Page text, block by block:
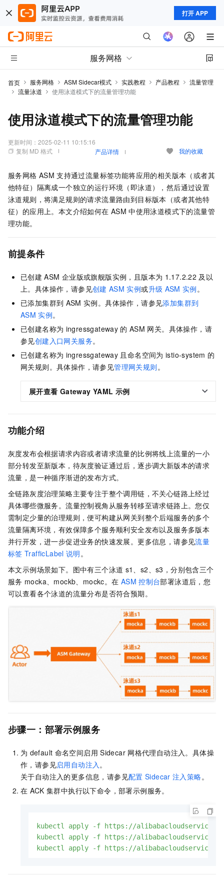
打开 APP
服务网格
首页 服务网格 ASM Sidecar模式 实践教程 产品教程
流量管理
流量泳道
使用泳道模式下的流量管理功能
使用泳道模式下的流量管理功能
更新时间： 2025-02-11 10:15:16
复制 MD 格式
产品详情 我的收藏
服务网格 ASM 支持通过流量标签功能将应用的相关版本（或者其
他特征）隔离成一个独立的运行环境（即泳道），然后通过设置
泳道规则，将满足规则的请求流量路由到目标版本（或者其他特
征）的应用上。本文介绍如何在 ASM 中使用泳道模式下的流量管
理功能。
前提条件
已创建 ASM 企业版或旗舰版实例，且版本为 1.17.2.22 及以
上。具体操作，请参见创建 ASM 实例或升级 ASM 实例。
已添加集群到 ASM 实例。具体操作，请参见添加集群到
ASM 实例。
已创建名称为 ingressgateway 的 ASM 网关。具体操作，请
参见创建入口网关服务。
已创建名称为 ingressgateway 且命名空间为 istio-system 的
网关规则。具体操作，请参见管理网关规则。
展开查看 Gateway YAML 示例
功能介绍
灰度发布会根据请求内容或者请求流量的比例将线上流量的一小
部分转发至新版本，待灰度验证通过后，逐步调大新版本的请求
流量，是一种循序渐进的发布方式。
全链路灰度治理策略主要专注于整个调用链，不关心链路上经过
具体哪些微服务。流量控制视角从服务转移至请求链路上。您仅
需制定少量的治理规则，便可构建从网关到整个后端服务的多个
流量隔离环境，有效保障多个服务顺利安全发布以及服务多版本
并行开发，进一步促进业务的快速发展。更多信息，请参见流量
标签 TrafficLabel 说明。
本文示例场景如下。图中有三个泳道 s1、s2、s3，分别包含三个
服务 mocka、mockb、mockc。在 ASM 控制台部署泳道后，您
可以查看各个泳道的流量分布是否符合预期。
步骤一：部署示例服务
为 default 命名空间启用 Sidecar 网格代理自动注入。具体操
作，请参见启用自动注入 。
关于自动注入的更多信息，请参见配置 Sidecar 注入策略。
在 ACK 集群中执行以下命令，部署示例服务。
kubectl apply -f
https://
kubectl
apply -f
https://
kubectl
apply -f https://